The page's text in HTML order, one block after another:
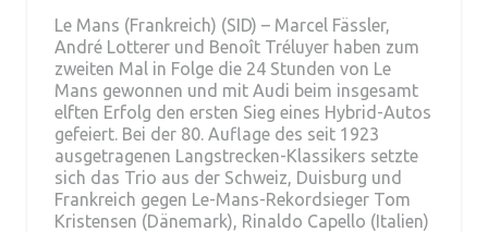
Le Mans (Frankreich) (SID) – Marcel Fässler,
André Lotterer und Benoît Tréluyer haben zum
zweiten Mal in Folge die 24 Stunden von Le
Mans gewonnen und mit Audi beim insgesamt
elften Erfolg den ersten Sieg eines Hybrid-Autos
gefeiert. Bei der 80. Auflage des seit 1923
ausgetragenen Langstrecken-Klassikers setzte
sich das Trio aus der Schweiz, Duisburg und
Frankreich gegen Le-Mans-Rekordsieger Tom
Kristensen (Dänemark), Rinaldo Capello (Italien)